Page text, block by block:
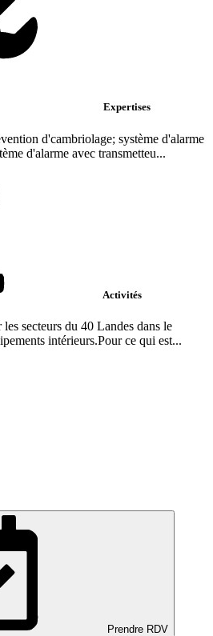
Expertises
d'cambriolage; système d'alarme
d'alarme avec transmetteu...
Activités
secteurs du 40 Landes dans le
intérieurs.Pour ce qui est...
Prendre RDV